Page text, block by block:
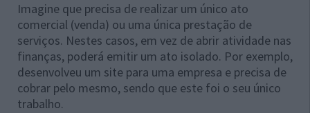
Imagine que precisa de realizar um único ato
comercial (venda) ou uma única prestação de
serviços. Nestes casos, em vez de abrir atividade nas
finanças, poderá emitir um ato isolado. Por exemplo,
desenvolveu um site para uma empresa e precisa de
cobrar pelo mesmo, sendo que este foi o seu único
trabalho.